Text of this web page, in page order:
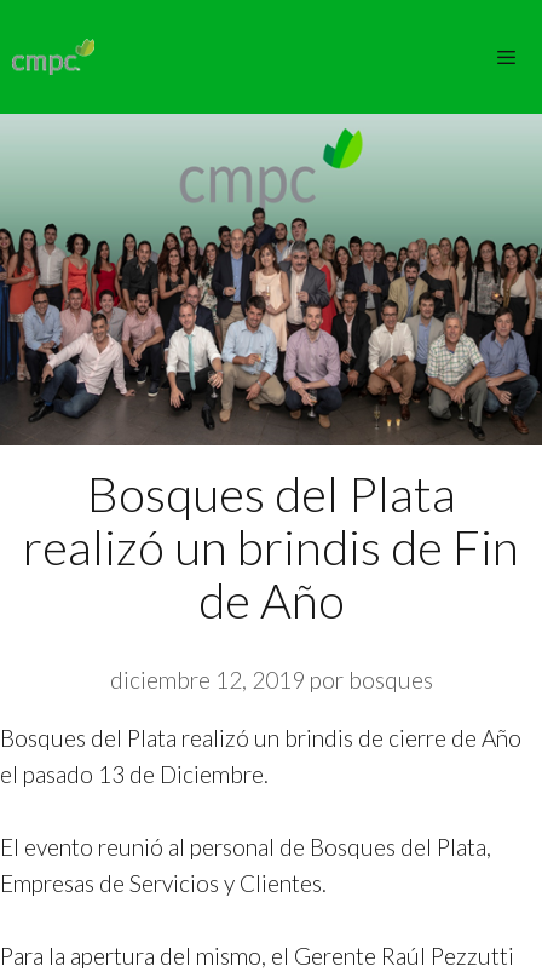
al
Bosques del Plata
realizó un brindis de Fin
de Año
diciembre 12, 2019 por bosques
Bosques del Plata realizó un brindis de cierre de Año
el pasado 13 de Diciembre.
El evento reunió al personal de Bosques del Plata,
Empresas de Servicios y Clientes.
Para la apertura del mismo, el Gerente Raúl Pezzutti